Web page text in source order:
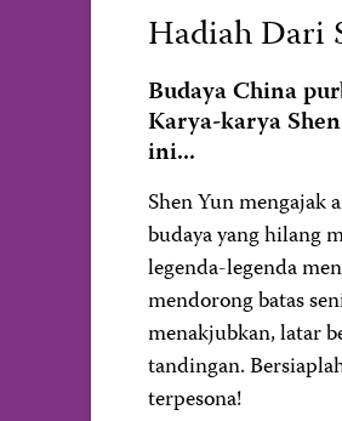
Hadiah Dari
Budaya China
Karya-karya
ini...
Shen Yun mengajak
budaya yang hilang
legenda-legenda
mendorong batas
menakjubkan, latar
tandingan.
terpesona!